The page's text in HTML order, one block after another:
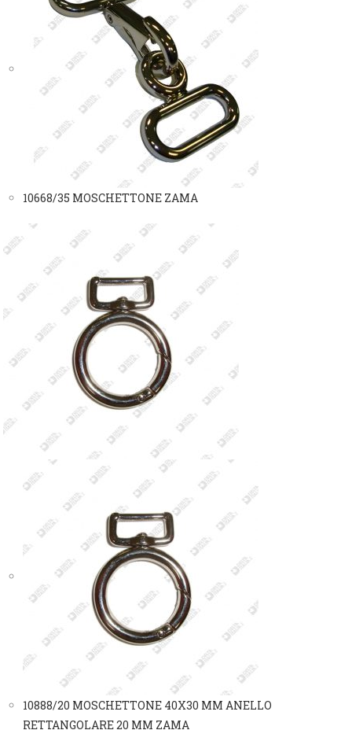
10668/35 MOSCHETTONE ZAMA
10888/20 MOSCHETTONE 40X30 MM ANELLO
RETTANGOLARE 20 MM ZAMA